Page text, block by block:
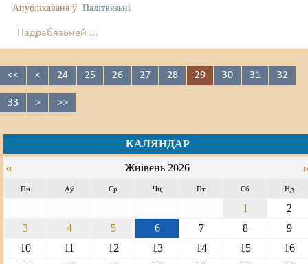
Апублікавана ў Палітвязьні
Падрабязьней ...
<< < 24 25 26 27 28 29 30 31 32
33 > >>
КАЛЯНДАР
« Жнівень 2026
Пн Аў Ср Чц Пт Сб Нд
1
2
3
4 5 6 7 8
9
10
11 12 13 14 15
16